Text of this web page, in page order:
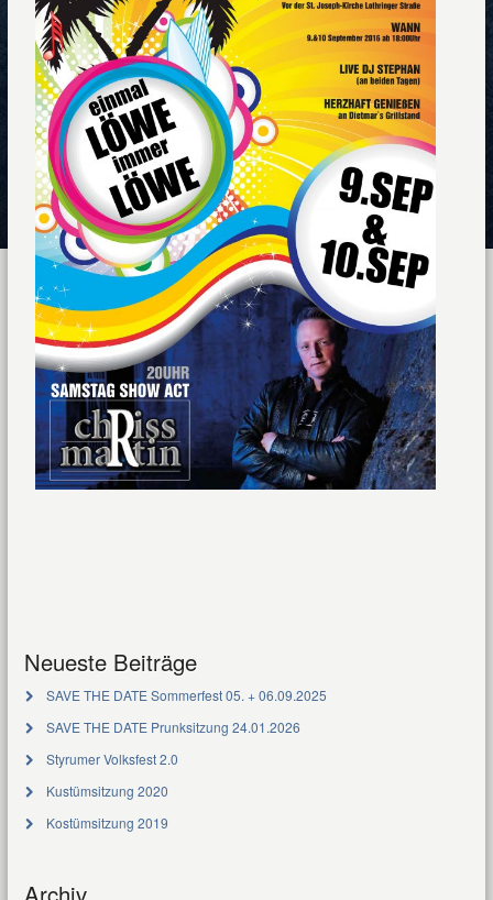
Neueste Beiträge
SAVE THE DATE Sommerfest 05. + 06.09.2025
SAVE THE DATE Prunksitzung 24.01.2026
Styrumer Volksfest 2.0
Kustümsitzung 2020
Kostümsitzung 2019